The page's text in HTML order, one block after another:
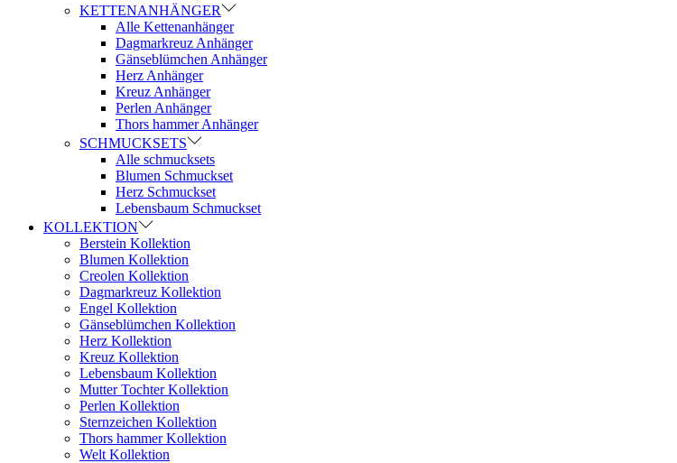
KETTENANHÄNGER
Alle Kettenanhänger
Dagmarkreuz Anhänger
Gänseblümchen Anhänger
Herz Anhänger
Kreuz Anhänger
Perlen Anhänger
Thors hammer Anhänger
SCHMUCKSETS
Alle schmucksets
Blumen Schmuckset
Herz Schmuckset
Lebensbaum Schmuckset
KOLLEKTION
Berstein Kollektion
Blumen Kollektion
Creolen Kollektion
Dagmarkreuz Kollektion
Engel Kollektion
Gänseblümchen Kollektion
Herz Kollektion
Kreuz Kollektion
Lebensbaum Kollektion
Mutter Tochter Kollektion
Perlen Kollektion
Sternzeichen Kollektion
Thors hammer Kollektion
Welt Kollektion